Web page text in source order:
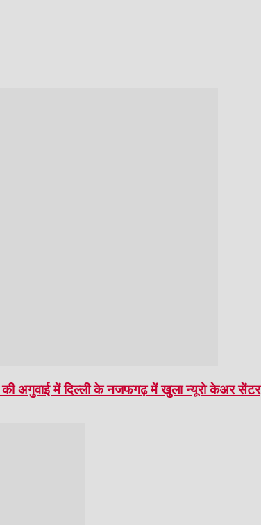
की अगुवाई में दिल्ली के नजफगढ़ में खुला न्यूरो केअर सेंटर